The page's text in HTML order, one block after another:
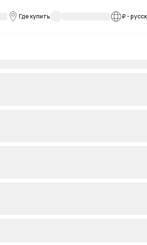
Где купить ₽-